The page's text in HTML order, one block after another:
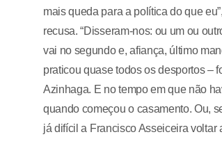
mais queda para a política do que
recusa. “Disseram-nos: ou um ou
vai no segundo e, afiança, último
praticou quase todos os desportos –
Azinhaga. E no tempo em que não
quando começou o casamento. Ou,
já difícil a Francisco Asseiceira voltar